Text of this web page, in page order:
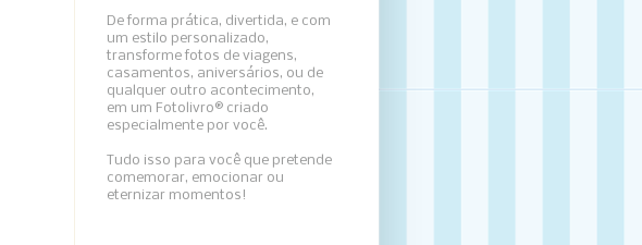
De forma prática, divertida, e com
um estilo personalizado,
transforme fotos de viagens,
casamentos, aniversários, ou de
qualquer outro acontecimento,
em um Fotolivro® criado
especialmente por você.
Tudo isso para você que pretende
comemorar, emocionar ou
eternizar momentos!